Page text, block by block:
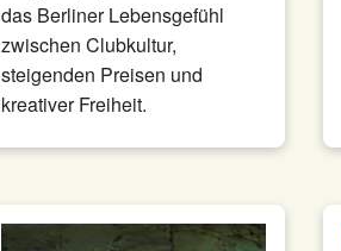
das Berliner Lebensgefühl
zwischen Clubkultur,
steigenden Preisen und
kreativer Freiheit.